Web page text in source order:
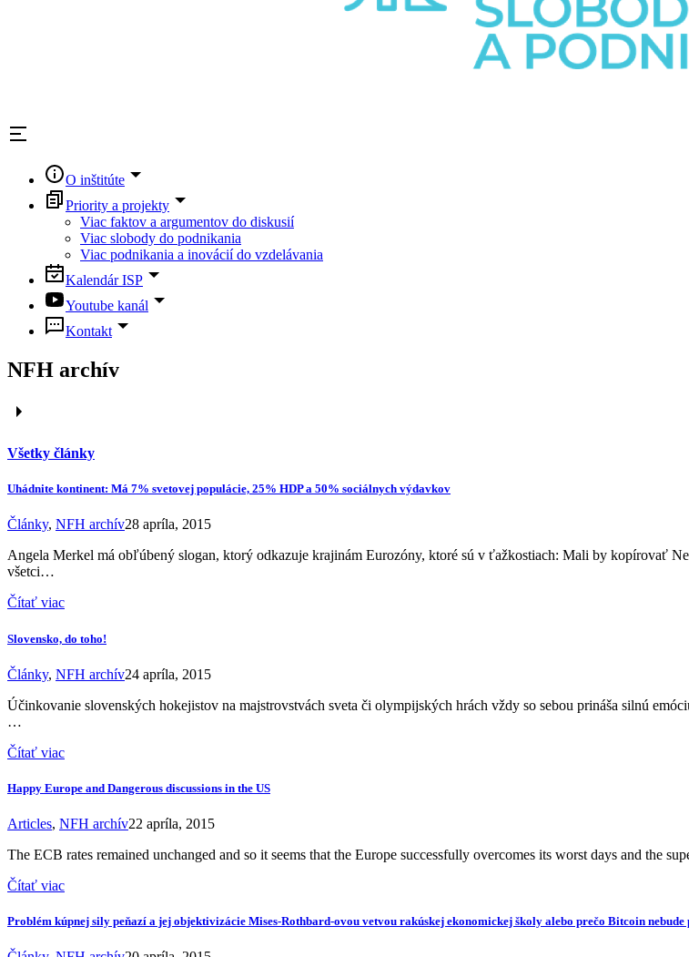
O inštitúte
Priority a projekty
Viac faktov a argumentov do diskusií
Viac slobody do podnikania
Viac podnikania a inovácií do vzdelávania
Kalendár ISP
Youtube kanál
Kontakt
NFH archív
Všetky články
Uhádnite kontinent: Má 7% svetovej populácie, 25% HDP a 50% sociálnych výdavkov
Články, NFH archív28 apríla, 2015
Angela Merkel má obľúbený slogan, ktorý odkazuje krajinám Eurozóny, ktoré sú v ťažkostiach: Mali by kopírovať
všetci…
Čítať viac
Slovensko, do toho!
Články, NFH archív24 apríla, 2015
Účinkovanie slovenských hokejistov na majstrovstvách sveta či olympijských hrách vždy so sebou prináša silnú
…
Čítať viac
Happy Europe and Dangerous discussions in the US
Articles, NFH archív22 apríla, 2015
The ECB rates remained unchanged and so it seems that the Europe successfully overcomes its worst days and the
Čítať viac
Problém kúpnej sily peňazí a jej objektivizácie Mises-Rothbard-ovou vetvou rakúskej ekonomickej školy alebo prečo Bitcoin nebude